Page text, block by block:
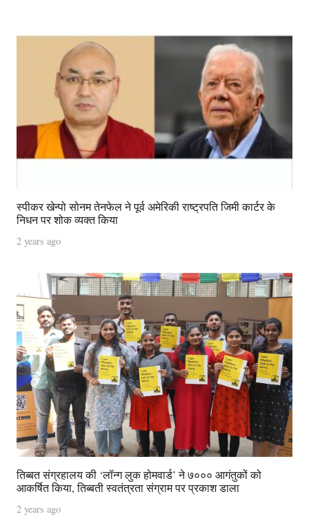
स्पीकर खेन्पो सोनम तेनफेल ने पूर्व अमेरिकी राष्ट्रपति जिमी कार्टर के
निधन पर शोक व्यक्त किया
2 years ago
तिब्बत संग्रहालय की ‘लॉन्ग लुक होमवार्ड’ ने ७००० आगंतुकों को
आकर्षित किया, तिब्बती स्वतंत्रता संग्राम पर प्रकाश डाला
2 years ago